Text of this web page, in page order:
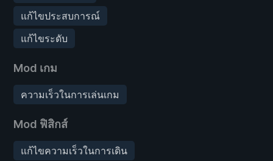
แก้ไขประสบการณ์
แก้ไขระดับ
Mod เกม
ความเร็วในการเล่นเกม
Mod ฟิสิกส์
แก้ไขความเร็วในการเดิน